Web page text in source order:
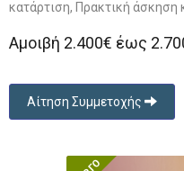
κατάρτιση, Πρακτική άσκηση
Αμοιβή 2.400€ έως
Αίτηση Συμμετοχής